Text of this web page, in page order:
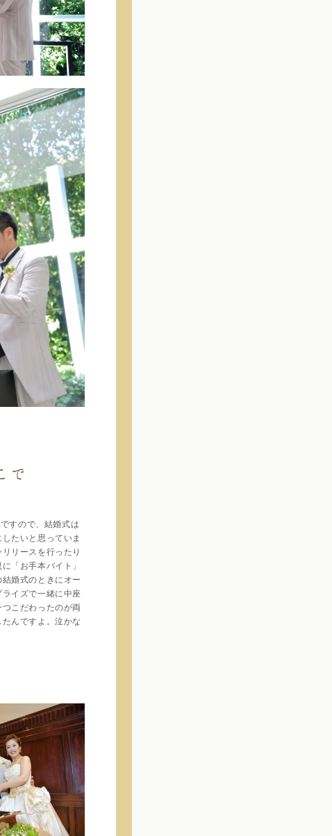
で
すので、結婚式は
たいと思っていま
リースを行ったり
「お手本バイト」
婚式のときにオー
イズで一緒に中座
こだわったのが両
んですよ。泣かな